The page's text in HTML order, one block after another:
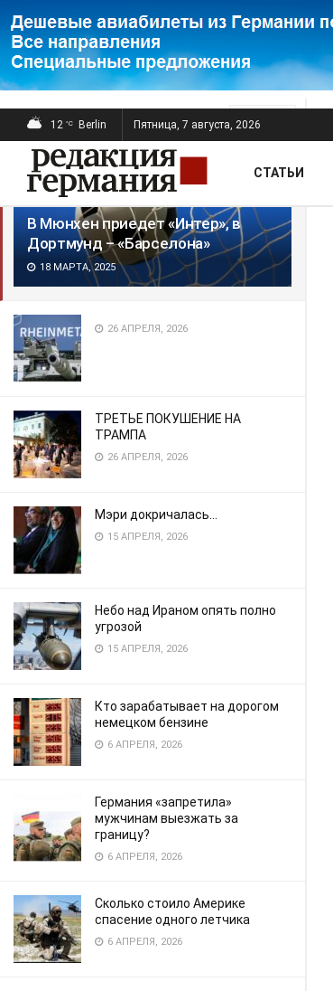
ПОСЛЕДНИЕ
В Мюнхен приедет «Интер», в
Дортмунд – «Барселона»
18 МАРТА, 2025
26 АПРЕЛЯ, 2026
ТРЕТЬЕ ПОКУШЕНИЕ НА
ТРАМПА
26 АПРЕЛЯ, 2026
Мэри докричалась…
15 АПРЕЛЯ, 2026
Небо над Ираном опять полно
угрозой
15 АПРЕЛЯ, 2026
Кто зарабатывает на дорогом
немецком бензине
6 АПРЕЛЯ, 2026
Германия «запретила»
мужчинам выезжать за
границу?
6 АПРЕЛЯ, 2026
Сколько стоило Америке
спасение одного летчика
6 АПРЕЛЯ, 2026
12 °C Berlin Пятница, 7 августа, 2026
СТАТЬИ